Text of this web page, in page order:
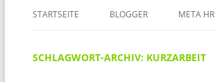
STARTSEITE BLOGGER META HR
SCHLAGWORT-ARCHIV: KURZARBEIT